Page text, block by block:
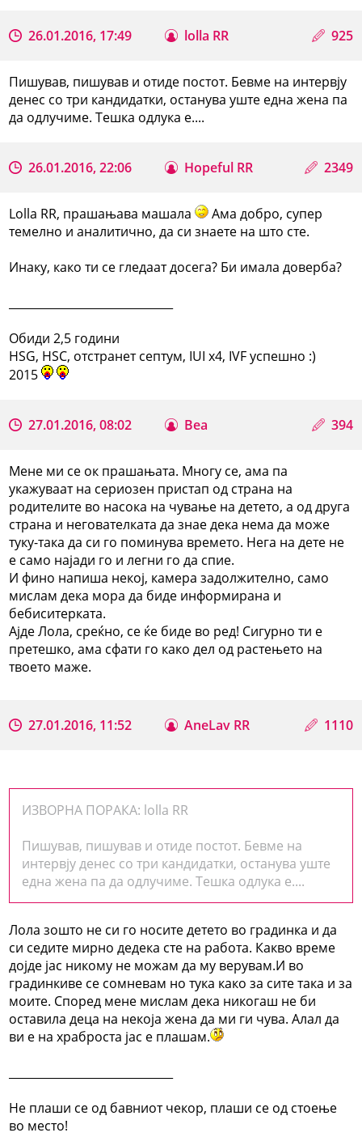
26.01.2016, 17:49 lolla RR 925
Пишував, пишував и отиде постот. Бевме на интервју
денес со три кандидатки, останува уште една жена па
да одлучиме. Тешка одлука е....
26.01.2016, 22:06 Hopeful RR 2349
Lolla RR, прашањава машала
Ама добро, супер
темелно и аналитично, да си знаете на што сте.
Инаку, како ти се гледаат досега? Би имала доверба?
Обиди 2,5 години
HSG, HSC, отстранет септум, IUI x4, IVF успешно :)
2015
27.01.2016, 08:02 Bea 394
Мене ми се ок прашањата. Многу се, ама па
укажуваат на сериозен пристап од страна на
родителите во насока на чување на детето, а од друга
страна и негователката да знае дека нема да може
туку-така да си го поминува времето. Нега на дете не
е само најади го и легни го да спие.
И фино напиша некој, камера задолжително, само
мислам дека мора да биде информирана и
бебиситерката.
Ајде Лола, среќно, се ќе биде во ред! Сигурно ти е
претешко, ама сфати го како дел од растењето на
твоето маже.
27.01.2016, 11:52 AneLav RR 1110
ИЗВОРНА ПОРАКА: lolla RR
Пишував, пишував и отиде постот. Бевме на
интервју денес со три кандидатки, останува уште
една жена па да одлучиме. Тешка одлука е....
Лола зошто не си го носите детето во градинка и да
си седите мирно дедека сте на работа. Какво време
дојде јас никому не можам да му верувам.И во
градинкиве се сомневам но тука како за сите така и за
моите. Според мене мислам дека никогаш не би
оставила деца на некоја жена да ми ги чува. Алал да
ви е на храброста јас е плашам.
Не плаши се од бавниот чекор, плаши се од стоење
во место!